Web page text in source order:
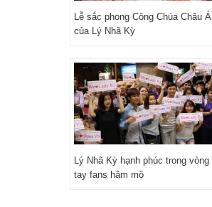
Lễ sắc phong Công Chúa Châu Á
của Lý Nhã Kỳ
Lý Nhã Kỳ hạnh phúc trong vòng
tay fans hâm mộ